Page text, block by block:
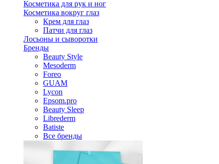
Косметика для рук и ног
Косметика вокруг глаз
Крем для глаз
Патчи для глаз
Лосьоны и сыворотки
Бренды
Beauty Style
Mesoderm
Foreo
GUAM
Lycon
Epsom.pro
Beauty Sleep
Librederm
Batiste
Все бренды